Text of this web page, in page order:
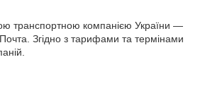
транспортною компанією України —
Згідно з тарифами та термінами